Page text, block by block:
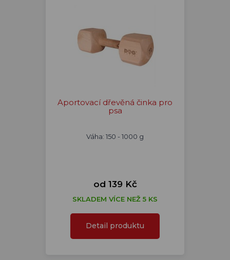
Aportovací dřevěná činka pro
psa
Váha: 150 - 1000 g
od 139 Kč
SKLADEM VÍCE NEŽ 5 KS
Detail produktu